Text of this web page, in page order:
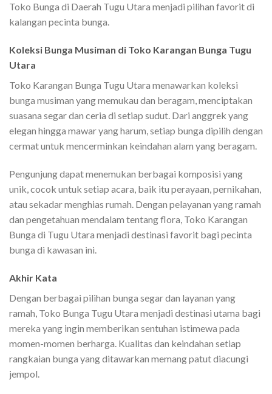
Toko Bunga di Daerah Tugu Utara menjadi pilihan favorit di
kalangan pecinta bunga.
Koleksi Bunga Musiman di Toko Karangan Bunga Tugu
Utara
Toko Karangan Bunga Tugu Utara menawarkan koleksi
bunga musiman yang memukau dan beragam, menciptakan
suasana segar dan ceria di setiap sudut. Dari anggrek yang
elegan hingga mawar yang harum, setiap bunga dipilih dengan
cermat untuk mencerminkan keindahan alam yang beragam.
Pengunjung dapat menemukan berbagai komposisi yang
unik, cocok untuk setiap acara, baik itu perayaan, pernikahan,
atau sekadar menghias rumah. Dengan pelayanan yang ramah
dan pengetahuan mendalam tentang flora, Toko Karangan
Bunga di Tugu Utara menjadi destinasi favorit bagi pecinta
bunga di kawasan ini.
Akhir Kata
Dengan berbagai pilihan bunga segar dan layanan yang
ramah, Toko Bunga Tugu Utara menjadi destinasi utama bagi
mereka yang ingin memberikan sentuhan istimewa pada
momen-momen berharga. Kualitas dan keindahan setiap
rangkaian bunga yang ditawarkan memang patut diacungi
jempol.